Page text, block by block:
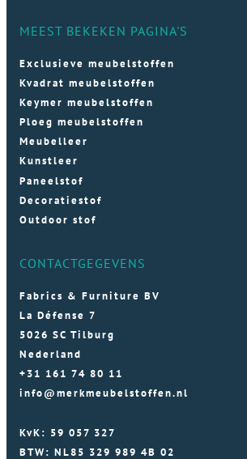
MEEST BEKEKEN PAGINA'S
Exclusieve meubelstoffen
Kvadrat meubelstoffen
Keymer meubelstoffen
Ploeg meubelstoffen
Meubelleer
Kunstleer
Paneelstof
Decoratiestof
Outdoor stof
CONTACTGEGEVENS
Fabrics & Furniture BV
La Défense 7
5026 SC Tilburg
Nederland
+31 161 74 80 11
info@merkmeubelstoffen.nl
KvK: 59 057 327
BTW: NL85 329 989 4B 02